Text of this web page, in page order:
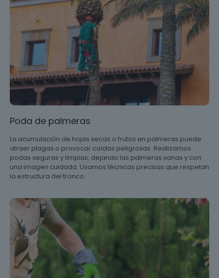
Poda de palmeras
La acumulación de hojas secas o frutos en palmeras puede
atraer plagas o provocar caídas peligrosas. Realizamos
podas seguras y limpias, dejando las palmeras sanas y con
una imagen cuidada. Usamos técnicas precisas que respetan
la estructura del tronco.